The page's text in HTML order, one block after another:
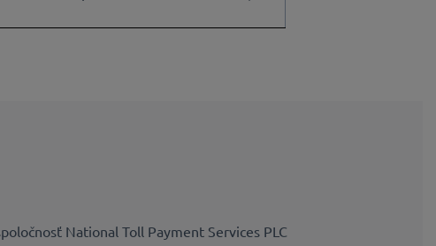
National Toll Payment Services PLC